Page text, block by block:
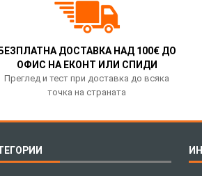
БЕЗПЛАТНА ДОСТАВКА НАД 100€ ДО
ОФИС НА ЕКОНТ ИЛИ СПИДИ
Преглед и тест при доставка до всяка
точка на страната